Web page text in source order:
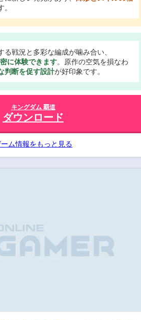
る戦況と多彩な編成が噛み合い、
に体験できます。原作の空気を損なわ
判断を促す設計が好印象です。
キングダム 覇道
ダウンロード
ム情報をもっと見る